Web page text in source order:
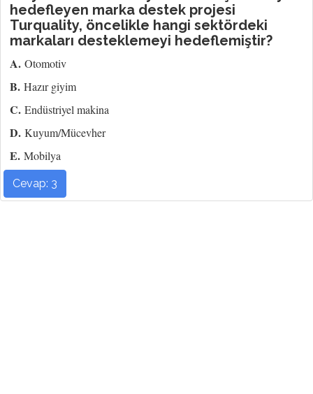
hedefleyen marka destek projesi
Turquality, öncelikle hangi sektördeki
markaları desteklemeyi hedeflemiştir?
A. Otomotiv
B. Hazır giyim
C. Endüstriyel makina
D. Kuyum/Mücevher
E. Mobilya
Cevap: 3